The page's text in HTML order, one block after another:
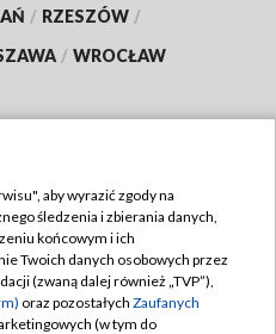
/ RZESZÓW /
/ WROCŁAW
TVP
aby wyrazić zgody na
śledzenia i zbierania danych,
końcowym i ich
Twoich danych osobowych przez
(zwaną dalej również „TVP”),
oraz pozostałych Zaufanych
(w tym do